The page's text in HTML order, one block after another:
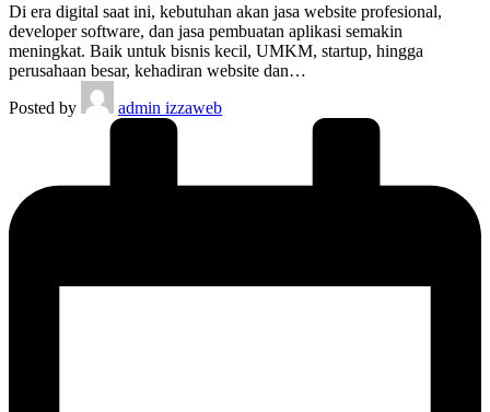
Di era digital saat ini, kebutuhan akan jasa website profesional,
developer software, dan jasa pembuatan aplikasi semakin
meningkat. Baik untuk bisnis kecil, UMKM, startup, hingga
perusahaan besar, kehadiran website dan…
Posted by
admin izzaweb